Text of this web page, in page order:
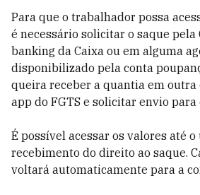
Para que o trabalhador possa
é necessário solicitar o saque
banking da Caixa ou em alguma
disponibilizado pela conta
queira receber a quantia em outra
app do FGTS e solicitar envio para
É possível acessar os valores até
recebimento do direito ao saque.
voltará automaticamente para a